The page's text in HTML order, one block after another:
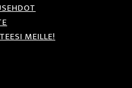
MEILLE!